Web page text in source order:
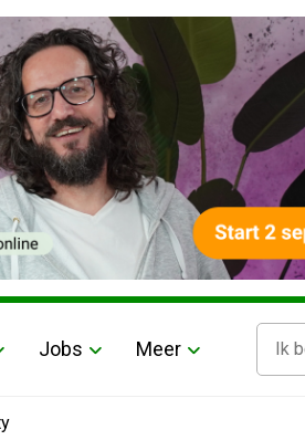
Jobs Meer